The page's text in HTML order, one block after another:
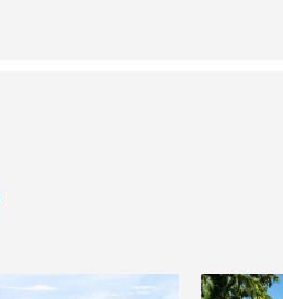
Image Image